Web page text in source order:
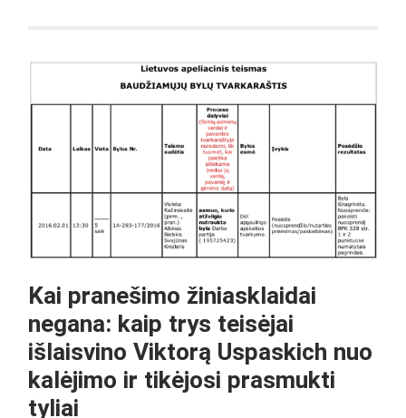
Kai pranešimo žiniasklaidai
negana: kaip trys teisėjai
išlaisvino Viktorą Uspaskich nuo
kalėjimo ir tikėjosi prasmukti
tyliai